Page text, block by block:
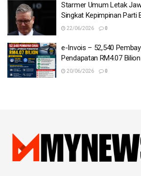
Starmer Umum Letak
Singkat Kepimpinan Parti
22/06/2026 0
e-Invois – 52,540
Pendapatan RM4.07 Bilion
20/06/2026 0